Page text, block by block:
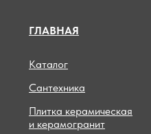
ГЛАВНАЯ
Каталог
Сантехника
Плитка керамическая
и керамогранит